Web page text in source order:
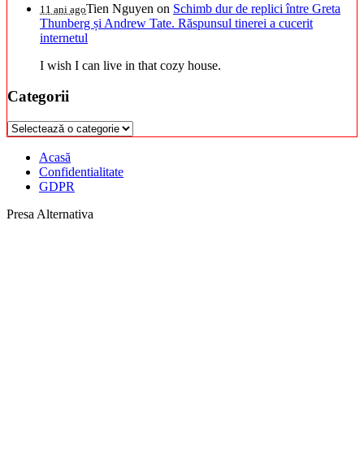
11 ani agoTien Nguyen on Schimb dur de replici între Greta
Thunberg și Andrew Tate. Răspunsul tinerei a cucerit
internetul
I wish I can live in that cozy house.
Categorii
Categorii
Acasă
Confidentialitate
GDPR
Presa Alternativa